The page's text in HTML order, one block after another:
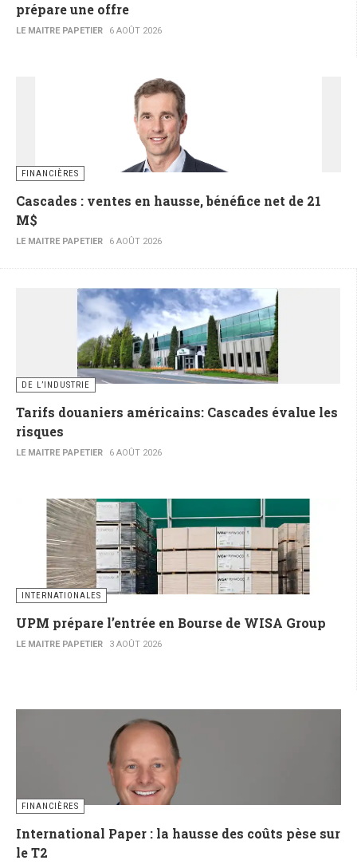
prépare une offre
LE MAITRE PAPETIER 6 AOÛT 2026
FINANCIÈRES
Cascades : ventes en hausse, bénéfice net de 21
M$
LE MAITRE PAPETIER 6 AOÛT 2026
DE L’INDUSTRIE
Tarifs douaniers américains: Cascades évalue les
risques
LE MAITRE PAPETIER 6 AOÛT 2026
INTERNATIONALES
UPM prépare l’entrée en Bourse de WISA Group
LE MAITRE PAPETIER 3 AOÛT 2026
FINANCIÈRES
International Paper : la hausse des coûts pèse sur
le T2